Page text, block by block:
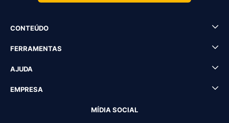
CONTEÚDO
FERRAMENTAS
AJUDA
EMPRESA
MÍDIA SOCIAL